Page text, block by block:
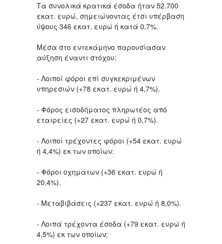
Τα συνολικά κρατικά έσοδα ήταν 52.700
εκατ. ευρώ, σημειώνοντας έτσι υπέρβαση
ύψους 346 εκατ. ευρώ ή κατά 0,7%.
Μέσα στο εντεκάμηνο παρουσίασαν
αύξηση έναντι στόχου:
- Λοιποί φόροι επί συγκεκριμένων
υπηρεσιών (+78 εκατ. ευρώ ή 4,7%).
- Φόρος εισοδήματος πληρωτέος από
εταιρείες (+27 εκατ. ευρώ ή 0,7%).
- Λοιποί τρέχοντες φόροι (+54 εκατ. ευρώ
ή 4,4%) εκ των οποίων:
- Φόροι οχημάτων (+36 εκατ. ευρώ ή
20,4%).
- Μεταβιβάσεις (+237 εκατ. ευρώ ή 8,0%).
- Λοιπά τρέχοντα έσοδα (+79 εκατ. ευρώ ή
4,5%) εκ των οποίων: